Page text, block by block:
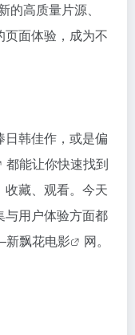
的高质量片源、
面体验，成为不
韩佳作，或是偏
都能让你快速找到
藏、观看。今天
与用户体验方面都
新飘花电影 网。